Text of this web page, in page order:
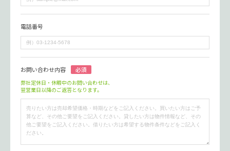
電話番号
必須
お問い合わせ内容
弊社定休日・休暇中のお問い合わせは、
翌営業日以降のご返答となります。